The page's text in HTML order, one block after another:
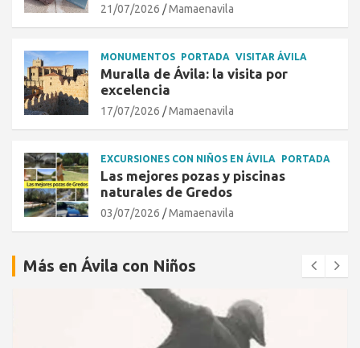
21/07/2026 Mamaenavila
MONUMENTOS PORTADA VISITAR ÁVILA
Muralla de Ávila: la visita por
excelencia
17/07/2026 Mamaenavila
EXCURSIONES CON NIÑOS EN ÁVILA PORTADA
Las mejores pozas y piscinas
naturales de Gredos
03/07/2026 Mamaenavila
Más en Ávila con Niños